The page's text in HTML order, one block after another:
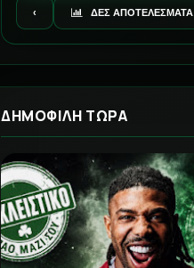
‹ ΔΕΣ ΑΠΟΤΕΛΕΣΜΑΤΑ
ΔΗΜΟΦΙΛΗ ΤΩΡΑ